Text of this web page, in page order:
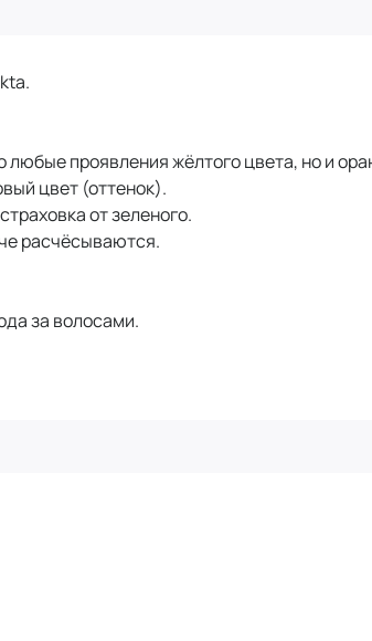
любые проявления жёлтого цвета, но и
цвет (оттенок).
от зеленого.
расчёсываются.
за волосами.